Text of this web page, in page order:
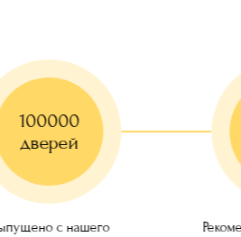
100000
дверей
с нашего